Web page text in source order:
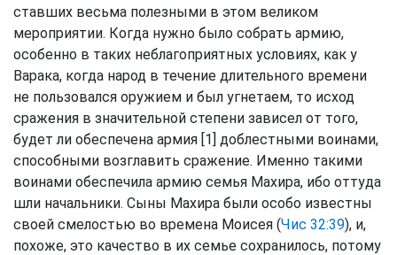
ставших весьма полезными в этом великом
мероприятии. Когда нужно было собрать армию,
особенно в таких неблагоприятных условиях, как у
Варака, когда народ в течение длительного времени
не пользовался оружием и был угнетаем, то исход
сражения в значительной степени зависел от того,
будет ли обеспечена армия [1] доблестными воинами,
способными возглавить сражение. Именно такими
воинами обеспечила армию семья Махира, ибо оттуда
шли начальники. Сыны Махира были особо известны
своей смелостью во времена Моисея (Чис 32:39), и,
похоже, это качество в их семье сохранилось, потому